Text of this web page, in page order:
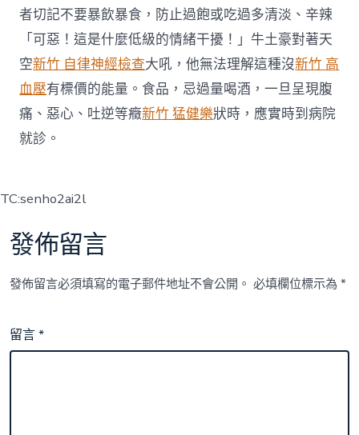
者切記不要暴飲暴食，防止過飽或吃過多清淡、辛辣
「可惡！這是什麼低級的情緒干擾！」牛土豪對著天
空新竹 自律神經檢查大吼，他無法理解這種沒新竹 高
血壓有標價的能量。食品，忌過量喝酒，一旦呈現腹
痛、惡心、吐逆等癥新竹 猛健樂狀時，應實時到病院
就診。
TC:senho2ai2l
發佈留言
發佈留言必須填寫的電子郵件地址不會公開。 必填欄位標示為*
留言*